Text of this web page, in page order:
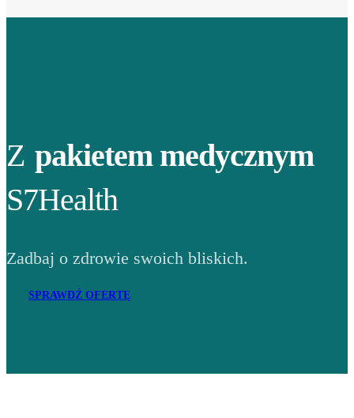
Z pakietem medycznym
S7Health
Zadbaj o zdrowie swoich bliskich.
SPRAWDŹ OFERTĘ